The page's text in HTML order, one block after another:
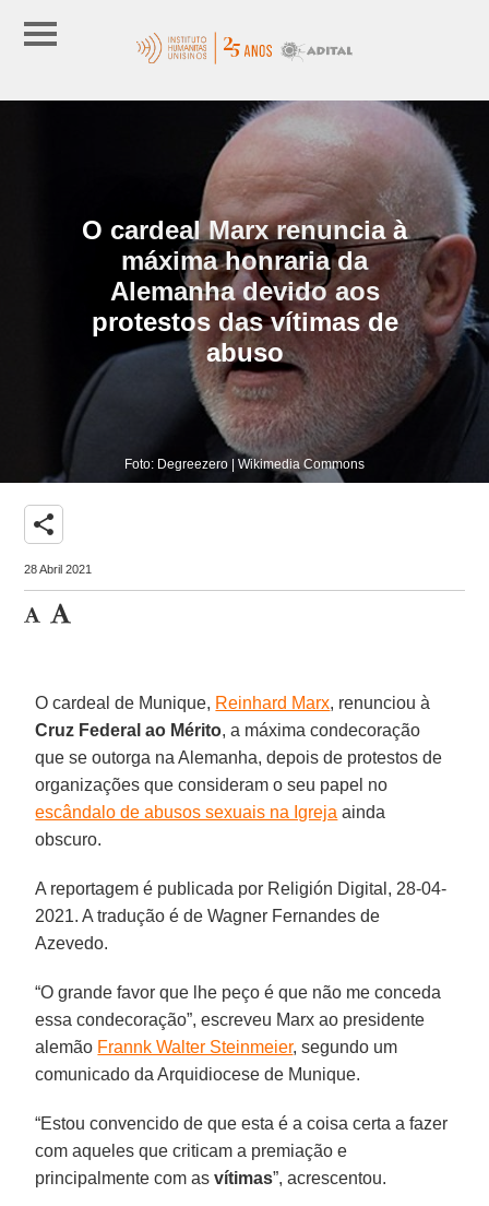
O cardeal Marx renuncia à
máxima honraria da
Alemanha devido aos
protestos das vítimas de
abuso
Foto: Degreezero | Wikimedia Commons
share
28 Abril 2021
O cardeal de Munique, Reinhard Marx, renunciou à
Cruz Federal ao Mérito, a máxima condecoração
que se outorga na Alemanha, depois de protestos de
organizações que consideram o seu papel no
escândalo de abusos sexuais na Igreja ainda
obscuro.
A reportagem é publicada por Religión Digital, 28-04-
2021. A tradução é de Wagner Fernandes de
Azevedo.
“O grande favor que lhe peço é que não me conceda
essa condecoração”, escreveu Marx ao presidente
alemão Frannk Walter Steinmeier, segundo um
comunicado da Arquidiocese de Munique.
“Estou convencido de que esta é a coisa certa a fazer
com aqueles que criticam a premiação e
principalmente com asvítimas”, acrescentou.